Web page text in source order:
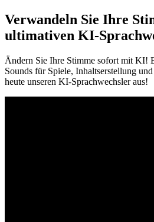
Verwandeln Sie Ihre
ultimativen KI-
Ändern Sie Ihre Stimme sofort mit KI!
Sounds für Spiele, Inhaltserstellung
heute unseren KI-Sprachwechsler aus!